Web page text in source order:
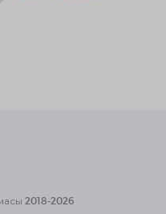
2018-2026